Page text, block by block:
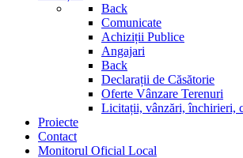
Back
Comunicate
Achiziții Publice
Angajari
Back
Declarații de Căsătorie
Oferte Vânzare Terenuri
Licitații, vânzări, închirieri,
Proiecte
Contact
Monitorul Oficial Local